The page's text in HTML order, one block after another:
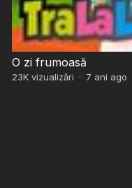
O zi frumoasă
23Kvizualizări · 7 ani ago